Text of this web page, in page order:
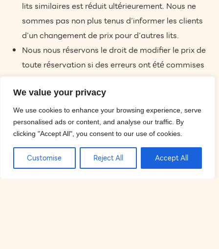
We value your privacy
We use cookies to enhance your browsing experience, serve
personalised ads or content, and analyse our traffic. By
clicking "Accept All", you consent to our use of cookies.
Customise Reject All Accept All
lits similaires est réduit ultérieurement. Nous ne
sommes pas non plus tenus d’informer les clients
d’un changement de prix pour d’autres lits.
Nous nous réservons le droit de modifier le prix de
toute réservation si des erreurs ont été commises
sur notre site web et/ou au moment de la
réservation avec notre service de réservation.
Le Barra Cuda Beach Club n’est pas responsable
pour toute boisson alcoolisée ou effets personnels
non surveillés. Veuillez faire attention à vos objets
pendant votre visite.
Les paiements par carte Amex nécessiteront une